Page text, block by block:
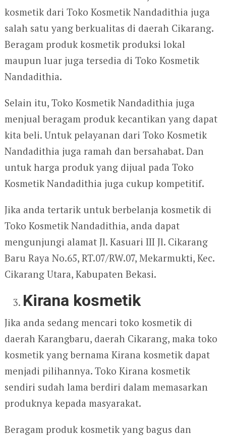
kosmetik dari Toko Kosmetik Nandadithia juga
salah satu yang berkualitas di daerah Cikarang.
Beragam produk kosmetik produksi lokal
maupun luar juga tersedia di Toko Kosmetik
Nandadithia.
Selain itu, Toko Kosmetik Nandadithia juga
menjual beragam produk kecantikan yang dapat
kita beli. Untuk pelayanan dari Toko Kosmetik
Nandadithia juga ramah dan bersahabat. Dan
untuk harga produk yang dijual pada Toko
Kosmetik Nandadithia juga cukup kompetitif.
Jika anda tertarik untuk berbelanja kosmetik di
Toko Kosmetik Nandadithia, anda dapat
mengunjungi alamat Jl. Kasuari III Jl. Cikarang
Baru Raya No.65, RT.07/RW.07, Mekarmukti, Kec.
Cikarang Utara, Kabupaten Bekasi.
Kirana kosmetik
Jika anda sedang mencari toko kosmetik di
daerah Karangbaru, daerah Cikarang, maka toko
kosmetik yang bernama Kirana kosmetik dapat
menjadi pilihannya. Toko Kirana kosmetik
sendiri sudah lama berdiri dalam memasarkan
produknya kepada masyarakat.
Beragam produk kosmetik yang bagus dan